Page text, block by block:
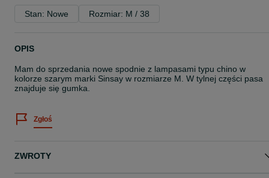
Stan: Nowe Rozmiar: M / 38
OPIS
Mam do sprzedania nowe spodnie z lampasami typu chino w
kolorze szarym marki Sinsay w rozmiarze M. W tylnej części pasa
znajduje się gumka.
Zgłoś
ZWROTY